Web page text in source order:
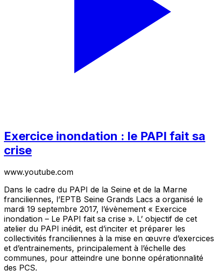
Exercice inondation : le PAPI fait sa
crise
www.youtube.com
Dans le cadre du PAPI de la Seine et de la Marne
franciliennes, l’EPTB Seine Grands Lacs a organisé le
mardi 19 septembre 2017, l’évènement « Exercice
inondation – Le PAPI fait sa crise ». L’ objectif de cet
atelier du PAPI inédit, est d’inciter et préparer les
collectivités franciliennes à la mise en œuvre d’exercices
et d’entrainements, principalement à l’échelle des
communes, pour atteindre une bonne opérationnalité
des PCS.